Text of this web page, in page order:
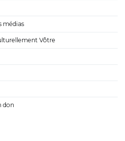
médias
Vôtre
don